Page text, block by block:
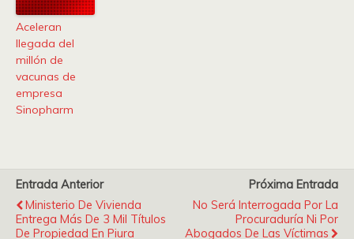
Aceleran
llegada del
millón de
vacunas de
empresa
Sinopharm
Entrada Anterior
Ministerio De Vivienda
Entrega Más De 3 Mil Títulos
De Propiedad En Piura
Próxima Entrada
No Será Interrogada Por La
Procuraduría Ni Por
Abogados De Las Víctimas